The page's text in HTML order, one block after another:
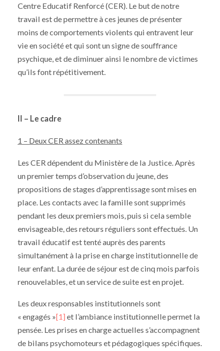
Centre Educatif Renforcé (CER). Le but de notre
travail est de permettre à ces jeunes de présenter
moins de comportements violents qui entravent leur
vie en société et qui sont un signe de souffrance
psychique, et de diminuer ainsi le nombre de victimes
qu’ils font répétitivement.
II – Le cadre
1 – Deux CER assez contenants
Les CER dépendent du Ministère de la Justice. Après
un premier temps d’observation du jeune, des
propositions de stages d’apprentissage sont mises en
place. Les contacts avec la famille sont supprimés
pendant les deux premiers mois, puis si cela semble
envisageable, des retours réguliers sont effectués. Un
travail éducatif est tenté auprès des parents
simultanément à la prise en charge institutionnelle de
leur enfant. La durée de séjour est de cinq mois parfois
renouvelables, et un service de suite est en projet.
Les deux responsables institutionnels sont
« engagés »[1] et l’ambiance institutionnelle permet la
pensée. Les prises en charge actuelles s’accompagnent
de bilans psychomoteurs et pédagogiques spécifiques.